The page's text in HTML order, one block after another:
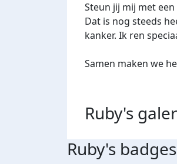
Steun jij mij met
Dat is nog steeds
kanker. Ik ren
Samen maken we
Ruby's
Ruby's badges